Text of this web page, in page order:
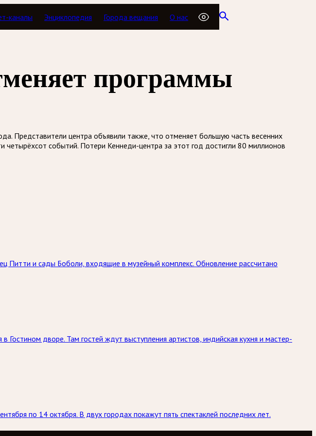
каналы Энциклопедия Города вещания О нас
программы
Представители центра объявили также, что отменяет большую часть весенних
четырёхсот событий. Потери Кеннеди-центра за этот год достигли 80 миллионов
Питти и сады Боболи, входящие в музейный комплекс. Обновление рассчитано
дворе. Там гостей ждут выступления артистов, индийская кухня и мастер-
по 14 октября. В двух городах покажут пять спектаклей последних лет.